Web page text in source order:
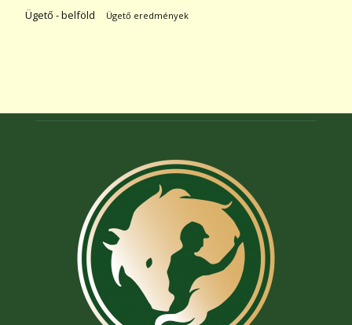
Ügető - belföld Ügető eredmények